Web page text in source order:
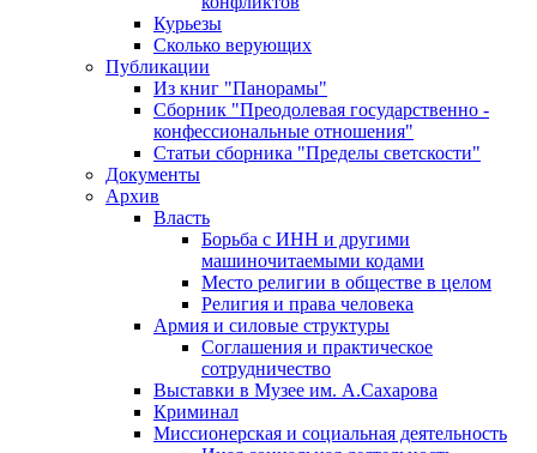
Курьезы
Сколько верующих
Публикации
Из книг "Панорамы"
Сборник "Преодолевая государственно -
конфессиональные отношения"
Статьи сборника "Пределы светскости"
Документы
Архив
Власть
Борьба с ИНН и другими
машиночитаемыми кодами
Место религии в обществе в целом
Религия и права человека
Армия и силовые структуры
Соглашения и практическое
сотрудничество
Выставки в Музее им. А.Сахарова
Криминал
Миссионерская и социальная деятельность